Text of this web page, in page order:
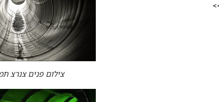
צילום פנים צנרצ